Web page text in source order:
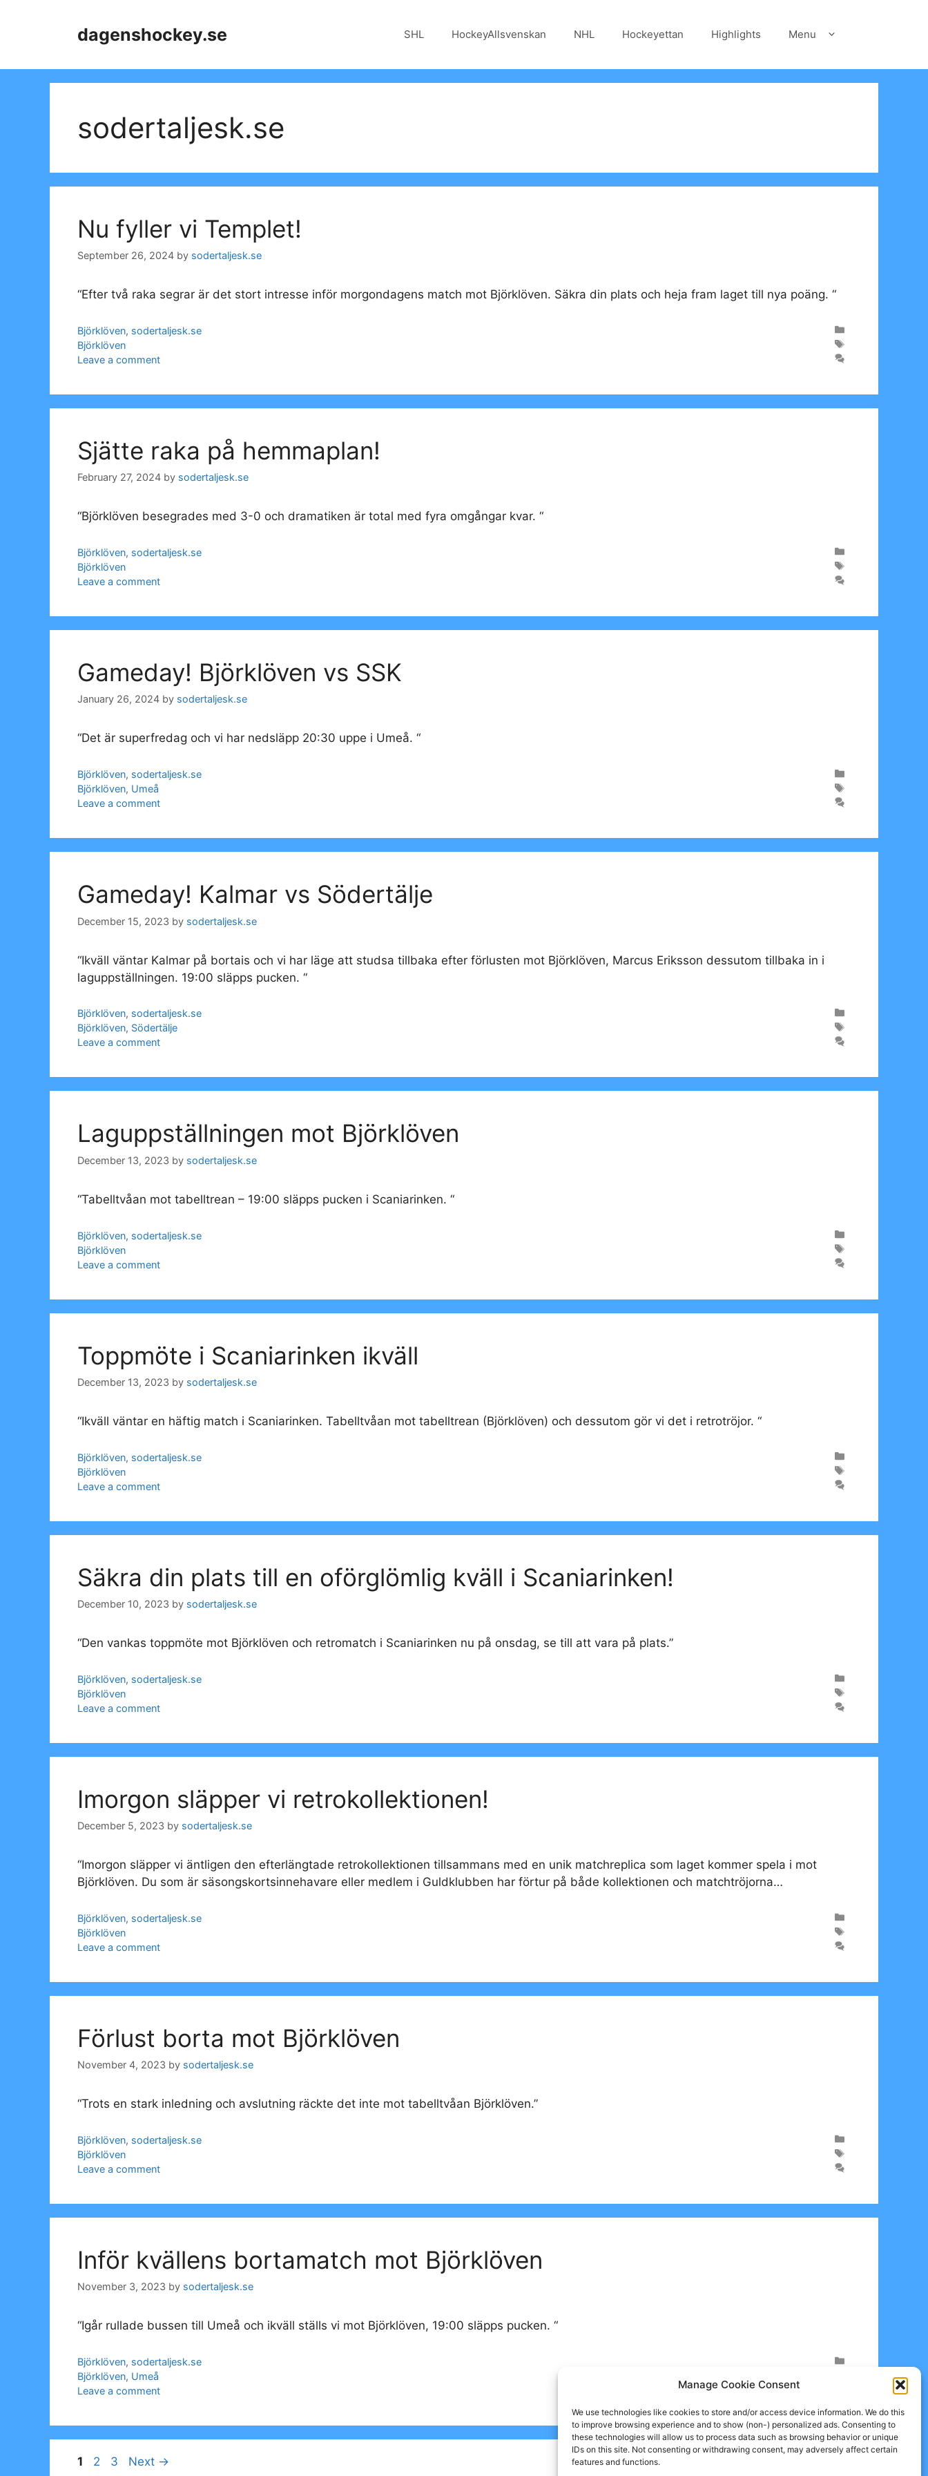
Manage Cookie Consent
We use technologies like cookies to store and/or access device information. We do this
to improve browsing experience and to show (non-) personalized ads. Consenting to
these technologies will allow us to process data such as browsing behavior or unique
IDs on this site. Not consenting or withdrawing consent, may adversely affect certain
features and functions.
dagenshockey.se SHL HockeyAllsvenskan NHL Hockeyettan Highlights Menu
sodertaljesk.se
Nu fyller vi Templet!
September 26, 2024 by sodertaljesk.se
“Efter två raka segrar är det stort intresse inför morgondagens match mot Björklöven. Säkra din plats och heja fram laget till nya poäng. “
Categories
Björklöven, sodertaljesk.se
Tags
Björklöven
Leave a comment
Sjätte raka på hemmaplan!
February 27, 2024 by sodertaljesk.se
“Björklöven besegrades med 3-0 och dramatiken är total med fyra omgångar kvar. “
Categories
Björklöven, sodertaljesk.se
Tags
Björklöven
Leave a comment
Gameday! Björklöven vs SSK
January 26, 2024 by sodertaljesk.se
“Det är superfredag och vi har nedsläpp 20:30 uppe i Umeå. “
Categories
Björklöven, sodertaljesk.se
Tags
Björklöven, Umeå
Leave a comment
Gameday! Kalmar vs Södertälje
December 15, 2023 by sodertaljesk.se
“Ikväll väntar Kalmar på bortais och vi har läge att studsa tillbaka efter förlusten mot Björklöven, Marcus Eriksson dessutom tillbaka in i
laguppställningen. 19:00 släpps pucken. “
Categories
Björklöven, sodertaljesk.se
Tags
Björklöven, Södertälje
Leave a comment
Laguppställningen mot Björklöven
December 13, 2023 by sodertaljesk.se
“Tabelltvåan mot tabelltrean – 19:00 släpps pucken i Scaniarinken. “
Categories
Björklöven, sodertaljesk.se
Tags
Björklöven
Leave a comment
Toppmöte i Scaniarinken ikväll
December 13, 2023 by sodertaljesk.se
“Ikväll väntar en häftig match i Scaniarinken. Tabelltvåan mot tabelltrean (Björklöven) och dessutom gör vi det i retrotröjor. “
Categories
Björklöven, sodertaljesk.se
Tags
Björklöven
Leave a comment
Säkra din plats till en oförglömlig kväll i Scaniarinken!
December 10, 2023 by sodertaljesk.se
“Den vankas toppmöte mot Björklöven och retromatch i Scaniarinken nu på onsdag, se till att vara på plats.”
Categories
Björklöven, sodertaljesk.se
Tags
Björklöven
Leave a comment
Imorgon släpper vi retrokollektionen!
December 5, 2023 by sodertaljesk.se
“Imorgon släpper vi äntligen den efterlängtade retrokollektionen tillsammans med en unik matchreplica som laget kommer spela i mot
Björklöven. Du som är säsongskortsinnehavare eller medlem i Guldklubben har förtur på både kollektionen och matchtröjorna…
Categories
Björklöven, sodertaljesk.se
Tags
Björklöven
Leave a comment
Förlust borta mot Björklöven
November 4, 2023 by sodertaljesk.se
“Trots en stark inledning och avslutning räckte det inte mot tabelltvåan Björklöven.”
Categories
Björklöven, sodertaljesk.se
Tags
Björklöven
Leave a comment
Inför kvällens bortamatch mot Björklöven
November 3, 2023 by sodertaljesk.se
“Igår rullade bussen till Umeå och ikväll ställs vi mot Björklöven, 19:00 släpps pucken. “
Categories
Björklöven, sodertaljesk.se
Tags
Björklöven, Umeå
Leave a comment
Page
1 Page
2 Page
3 Next →